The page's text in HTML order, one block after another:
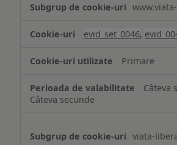
evid_set_0046,
Primare
Câteva
Câteva secunde
viata-